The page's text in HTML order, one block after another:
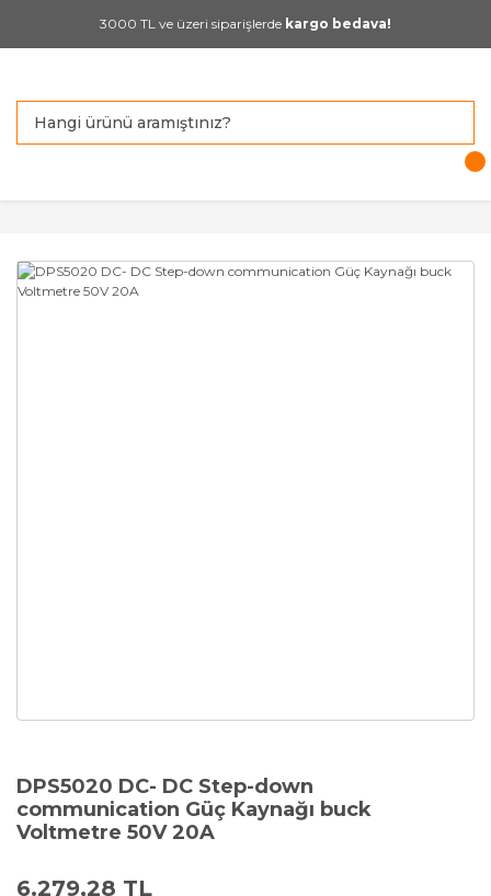
3000 TL ve üzeri siparişlerde kargo bedava!
DPS5020 DC- DC Step-down
communication Güç Kaynağı buck
Voltmetre 50V 20A
6.279,28 TL